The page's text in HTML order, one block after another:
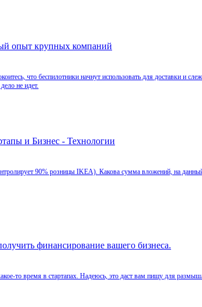
опыт крупных компаний
что беспилотники начнут использовать для доставки и
не идет.
и Бизнес - Технологии
90% розницы IKEA). Какова сумма вложений, на
финансирование вашего бизнеса.
то время в стартапах. Надеюсь, это даст вам пищу для